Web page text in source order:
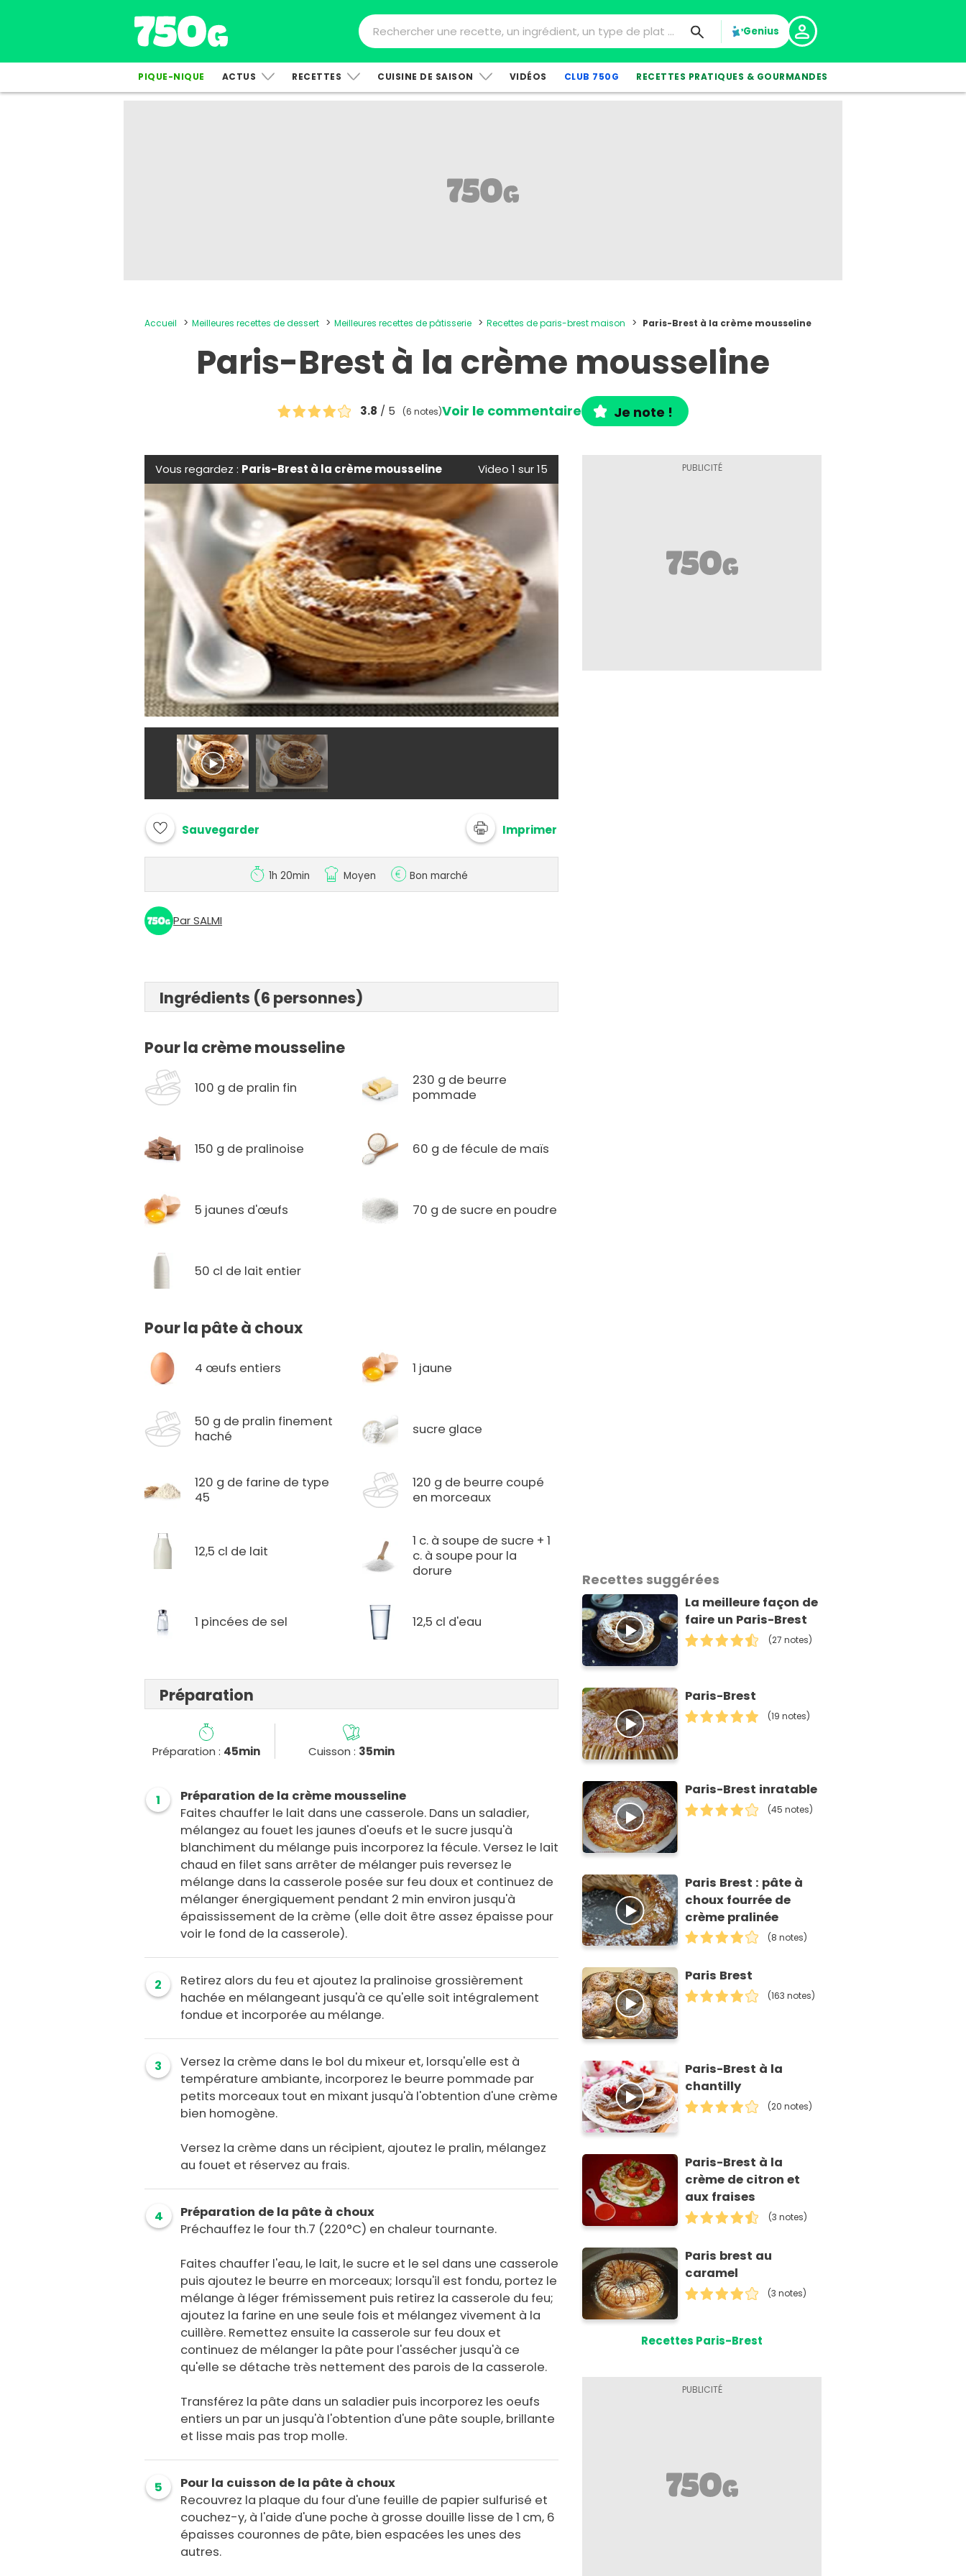
Genius
PIQUE-NIQUE ACTUS RECETTES CUISINE DE SAISON VIDÉOS CLUB 750G RECETTES PRATIQUES & GOURMANDES
Accueil Meilleures recettes de dessert Meilleures recettes de pâtisserie Recettes de paris-brest maison Paris-Brest à la crème mousseline
Paris-Brest à la crème mousseline
3.8 / 5 (6 notes)Voir le commentaire Je note !
Vous regardez : Paris-Brest à la crème mousseline Video 1 sur 15
Sauvegarder Imprimer
1h 20min Moyen Bon marché
Par SALMI
Ingrédients (6 personnes)
Pour la crème mousseline
100 g de pralin fin
230 g de beurre
pommade
150 g de pralinoise 60 g de fécule de maïs
5 jaunes d'œufs 70 g de sucre en poudre
50 cl de lait entier
Pour la pâte à choux
4 œufs entiers 1 jaune
50 g de pralin finement
haché
sucre glace
120 g de farine de type
45
120 g de beurre coupé
en morceaux
12,5 cl de lait
1 c. à soupe de sucre + 1
c. à soupe pour la
dorure
1 pincées de sel 12,5 cl d'eau
Préparation
Préparation : 45min Cuisson : 35min
1
Préparation de la crème mousseline
Faites chauffer le lait dans une casserole. Dans un saladier,
mélangez au fouet les jaunes d'oeufs et le sucre jusqu'à
blanchiment du mélange puis incorporez la fécule. Versez le lait
chaud en filet sans arrêter de mélanger puis reversez le
mélange dans la casserole posée sur feu doux et continuez de
mélanger énergiquement pendant 2 min environ jusqu'à
épaississement de la crème (elle doit être assez épaisse pour
voir le fond de la casserole).
2
Retirez alors du feu et ajoutez la pralinoise grossièrement
hachée en mélangeant jusqu'à ce qu'elle soit intégralement
fondue et incorporée au mélange.
3
Versez la crème dans le bol du mixeur et, lorsqu'elle est à
température ambiante, incorporez le beurre pommade par
petits morceaux tout en mixant jusqu'à l'obtention d'une crème
bien homogène.
Versez la crème dans un récipient, ajoutez le pralin, mélangez
au fouet et réservez au frais.
4
Préparation de la pâte à choux
Préchauffez le four th.7 (220°C) en chaleur tournante.
Faites chauffer l'eau, le lait, le sucre et le sel dans une casserole
puis ajoutez le beurre en morceaux; lorsqu'il est fondu, portez le
mélange à léger frémissement puis retirez la casserole du feu;
ajoutez la farine en une seule fois et mélangez vivement à la
cuillère. Remettez ensuite la casserole sur feu doux et
continuez de mélanger la pâte pour l'assécher jusqu'à ce
qu'elle se détache très nettement des parois de la casserole.
Transférez la pâte dans un saladier puis incorporez les oeufs
entiers un par un jusqu'à l'obtention d'une pâte souple, brillante
et lisse mais pas trop molle.
5
Pour la cuisson de la pâte à choux
Recouvrez la plaque du four d'une feuille de papier sulfurisé et
couchez-y, à l'aide d'une poche à grosse douille lisse de 1 cm, 6
épaisses couronnes de pâte, bien espacées les unes des
autres.
Recettes suggérées
La meilleure façon de
faire un Paris-Brest
(27 notes)
Paris-Brest
(19 notes)
Paris-Brest inratable
(45 notes)
Paris Brest : pâte à
choux fourrée de
crème pralinée
(8 notes)
Paris Brest
(163 notes)
Paris-Brest à la
chantilly
(20 notes)
Paris-Brest à la
crème de citron et
aux fraises
(3 notes)
Paris brest au
caramel
(3 notes)
Recettes Paris-Brest